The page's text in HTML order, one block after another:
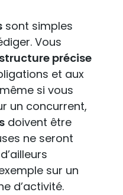
sont simples
Vous
structure précise
et aux
si vous
un concurrent,
doivent être
ne seront
sur un
d’activité.